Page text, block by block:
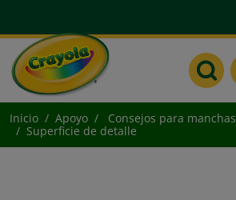
Inicio Apoyo
Consejos para manchas
Superficie de detalle